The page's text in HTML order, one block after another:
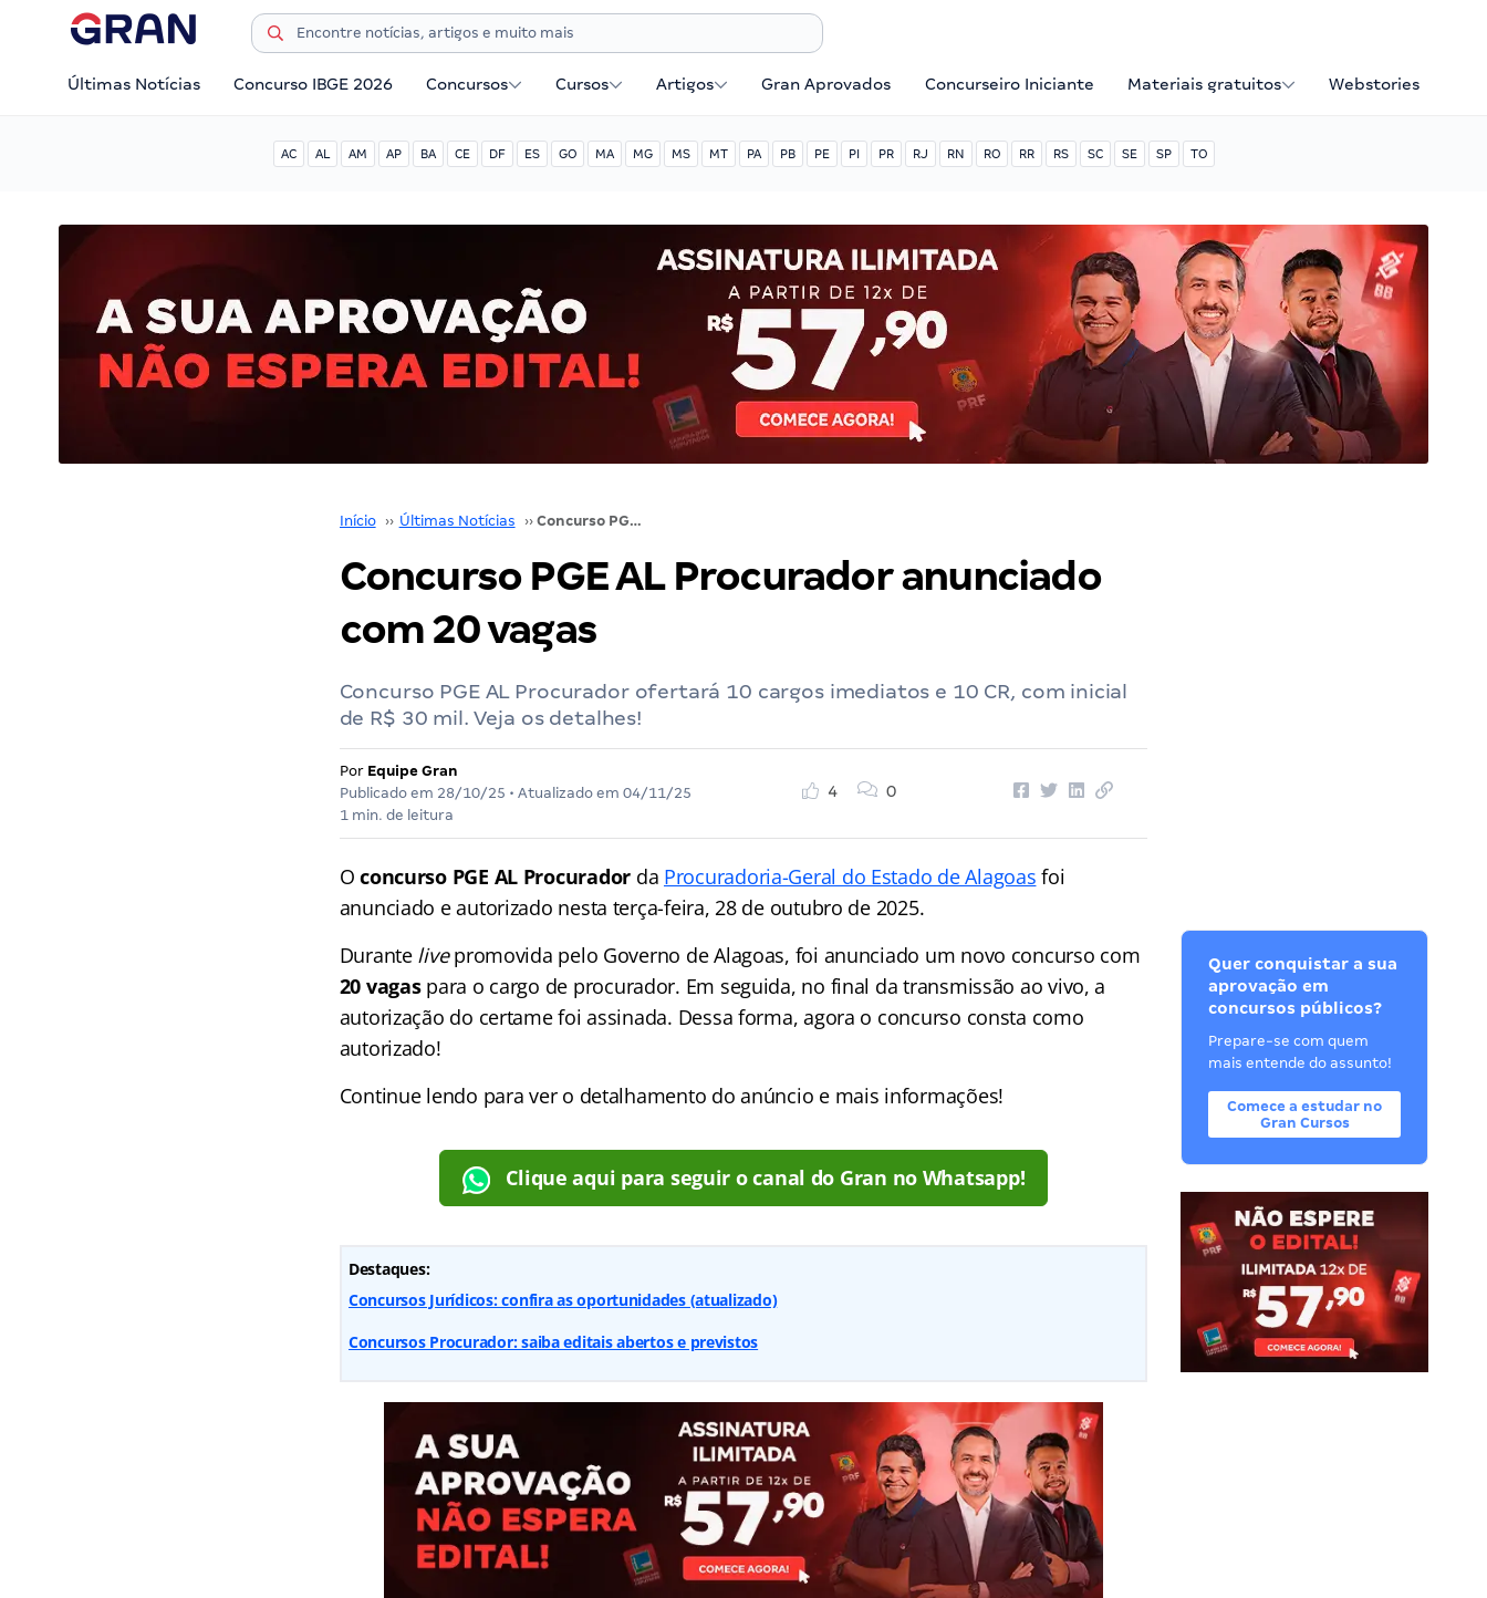
Últimas Notícias Concurso IBGE 2026 Concursos Cursos Artigos Gran Aprovados Concurseiro Iniciante Materiais gratuitos Webstories
AC AL AM AP BA CE DF ES GO MA MG MS MT PA PB PE PI PR RJ RN RO RR RS SC SE SP TO
Início ›› Últimas Notícias ›› Concurso PGE AL Procurador anunciado com 20 vagas
Concurso PGE AL Procurador anunciado
com 20 vagas
Concurso PGE AL Procurador ofertará 10 cargos imediatos e 10 CR, com inicial
de R$ 30 mil. Veja os detalhes!
Por Equipe Gran
Publicado em 28/10/25 • Atualizado em 04/11/25
1 min. de leitura
4 0
Oconcurso PGE AL Procurador da Procuradoria-Geral do Estado de Alagoas foi
anunciado e autorizado nesta terça-feira, 28 de outubro de 2025.
Durante livepromovida pelo Governo de Alagoas, foi anunciado um novo concurso com
20 vagas para o cargo de procurador. Em seguida, no final da transmissão ao vivo, a
autorização do certame foi assinada. Dessa forma, agora o concurso consta como
autorizado!
Continue lendo para ver o detalhamento do anúncio e mais informações!
Clique aqui para seguir o canal do Gran no Whatsapp!
Destaques:
Concursos Jurídicos: confira as oportunidades (atualizado)
Concursos Procurador: saiba editais abertos e previstos
Quer conquistar a sua
aprovação em
concursos públicos?
Prepare-se com quem
mais entende do assunto!
Comece a estudar no
Gran Cursos